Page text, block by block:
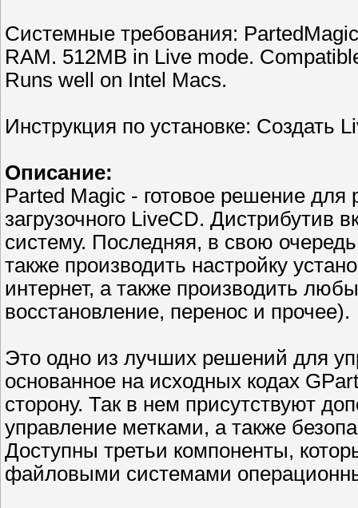
Системные требования:
RAM. 512MB in Live mode.
Runs well on Intel Macs.
Инструкция по установке: Создать
Описание:
Parted Magic - готовое решение для
загрузочного LiveCD. Дистрибутив
систему. Последняя, в свою
также производить настройку
интернет, а также производить
восстановление, перенос и прочее).
Это одно из лучших решений для
основанное на исходных кодах
сторону. Так в нем присутствуют
управление метками, а также
Доступны третьи компоненты,
файловыми системами